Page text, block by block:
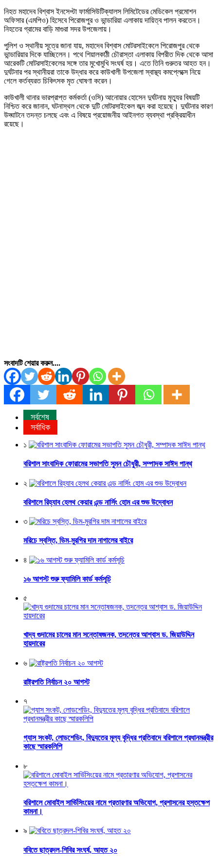
নিহত মহাদেব বিশ্বাস ইনসেপ্টা ফার্মাসিউটিক্যালস লিমিটেডের মেডিকেল প্রমোশন
অফিসার (এমপিও) হিসেবে পিরোজপুর ও ভান্ডারিয়া এলাকায় দায়িত্ব পালন করতেন।
নিহতের গ্রামের বাড়ি মাগুরা সদর উপজেলায়।
পুলিশ ও স্থানীয় সূত্রে জানা যায়, মহাদেব বিশ্বাস মোটরসাইকেলে পিরোজপুর থেকে
ভান্ডারিয়ার দিকে যাচ্ছিলেন। পথে শিয়ালকাঠী চৌরাস্তা এলাকায় বিপরীত দিক থেকে আসা
আরেকটি মোটরসাইকেলের সঙ্গে তার মুখোমুখি সংঘর্ষ হয়। এতে তিনি গুরুতর আহত হন।
দুর্ঘটনার পর স্থানীয়রা তাকে উদ্ধার করে কাউখালী উপজেলা স্বাস্থ্য কমপ্লেক্সে নিয়ে
গেলে কর্তব্যরত চিকিৎসক মৃত ঘোষণা করেন।
কাউখালী থানার ভারপ্রাপ্ত কর্মকর্তা (ওসি) আনোয়ার হোসেন দুর্ঘটনায় মৃত্যুর বিষয়টি
নিশ্চিত করে জানান, ঘটনাস্থল থেকে দুটি মোটরসাইকেল জব্দ করা হয়েছে। দুর্ঘটনার কারণ
উদ্ঘাটনে তদন্ত চলছে এবং এ বিষয়ে প্রয়োজনীয় আইনগত ব্যবস্থা প্রক্রিয়াধীন
রয়েছে।
সংবাদটি শেয়ার করুন....
সর্বশেষ
সর্বাধিক
১
বরিশাল সাংবাদিক ফোরামের সভাপতি সুমন চৌধুরী, সম্পাদক সাঈদ পান্থ
২
বরিশালে রিহ্যাব হেলথ কেয়ার এন্ড নার্সিং হোম এর শুভ উদ্বোধন
৩
মরিচে স্বস্তি, ডিম-মুরগির দাম নাগালের বাইরে
৪
১৬ আগস্ট শুরু ফ্যামিলি কার্ড কর্মসূচি
৫
খাদ্য গুদামের চালের মান সন্তোষজনক, তদন্তের আশ্বাস ড. জিয়াউদ্দিন
হায়দারের
৬
রাষ্ট্রপতি নির্বাচন ২০ আগস্ট
৭
গ্যাস সংকট, লোডশেডিং, বিদ্যুতের মূল্য বৃদ্ধির প্রতিবাদে বরিশালে প্রধানমন্ত্রীর
কাছে স্মারকলিপি
৮
বরিশালে মোবাইল সার্ভিসিংয়ের নামে প্রতারণার অভিযোগ, প্রশাসনের হস্তক্ষেপ
কামনা।
৯
ববিতে ছাত্রদল-শিবির সংঘর্ষ, আহত ২০